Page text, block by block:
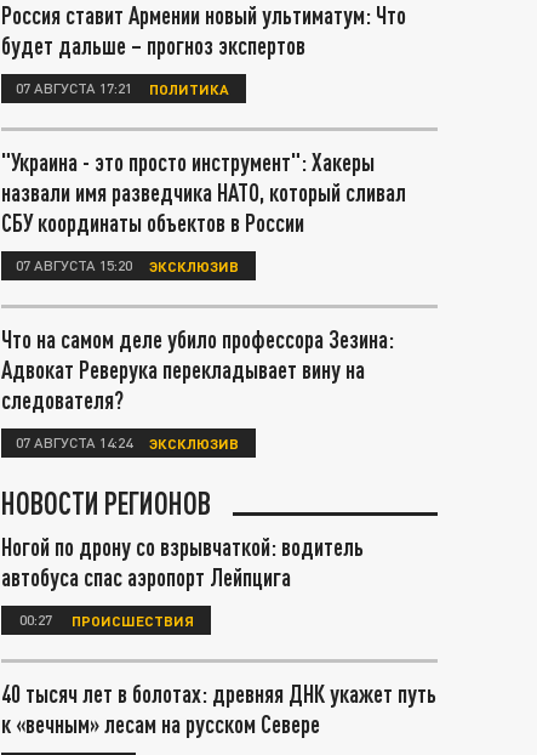
Россия ставит Армении новый ультиматум: Что
будет дальше – прогноз экспертов
07 АВГУСТА 17:21 ПОЛИТИКА
"Украина - это просто инструмент": Хакеры
назвали имя разведчика НАТО, который сливал
СБУ координаты объектов в России
07 АВГУСТА 15:20 ЭКСКЛЮЗИВ
Что на самом деле убило профессора Зезина:
Адвокат Реверука перекладывает вину на
следователя?
07 АВГУСТА 14:24 ЭКСКЛЮЗИВ
НОВОСТИ РЕГИОНОВ
Ногой по дрону со взрывчаткой: водитель
автобуса спас аэропорт Лейпцига
00:27 ПРОИСШЕСТВИЯ
40 тысяч лет в болотах: древняя ДНК укажет путь
к «вечным» лесам на русском Севере